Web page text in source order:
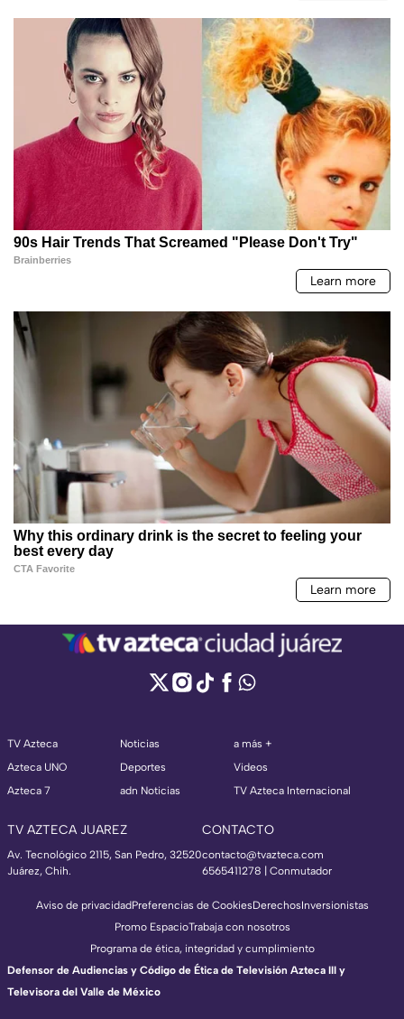
TV Azteca
Azteca UNO
Azteca 7
Noticias
Deportes
adn Noticias
a más +
Videos
TV Azteca Internacional
TV AZTECA JUAREZ
Av. Tecnológico 2115, San Pedro, 32520
Juárez, Chih.
CONTACTO
contacto@tvazteca.com
6565411278 | Conmutador
Aviso de privacidadPreferencias de CookiesDerechosInversionistas
Promo EspacioTrabaja con nosotros
Programa de ética, integridad y cumplimiento
Defensor de Audiencias y Código de Ética de Televisión Azteca III y
Televisora del Valle de México